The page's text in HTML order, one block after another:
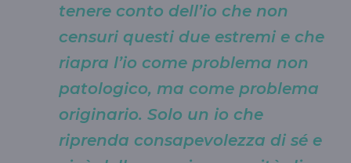
tenere conto dell’io che non
censuri questi due estremi e che
riapra l’io come problema non
patologico, ma come problema
originario. Solo un io che
riprenda consapevolezza di sé e